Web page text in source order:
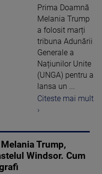
Prima Doamnă
Melania Trump
a folosit marți
tribuna Adunării
Generale a
Națiunilor Unite
(UNGA) pentru a
lansa un ...
Citeste mai mult
›
Trump,
Windsor. Cum